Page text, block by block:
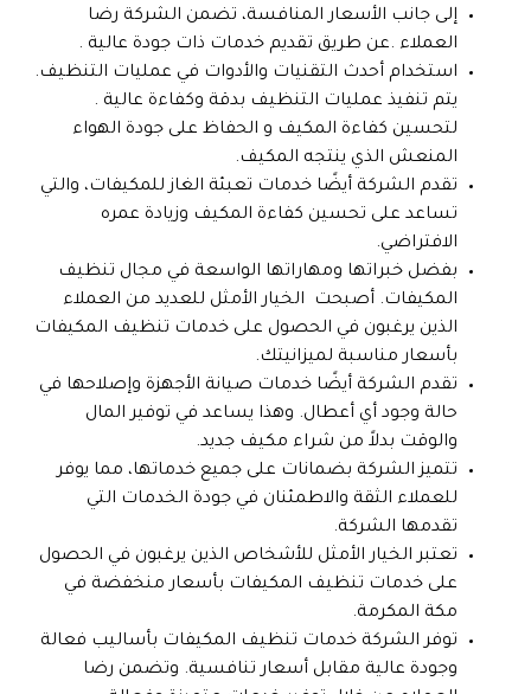
إلى جانب الأسعار المنافسة، تضمن الشركة رضا
العملاء .عن طريق تقديم خدمات ذات جودة عالية .
استخدام أحدث التقنيات والأدوات في عمليات التنظيف.
يتم تنفيذ عمليات التنظيف بدقة وكفاءة عالية .
لتحسين كفاءة المكيف و الحفاظ على جودة الهواء
المنعش الذي ينتجه المكيف.
تقدم الشركة أيضًا خدمات تعبئة الغاز للمكيفات، والتي
تساعد على تحسين كفاءة المكيف وزيادة عمره
الافتراضي.
بفضل خبراتها ومهاراتها الواسعة في مجال تنظيف
المكيفات. أصبحت الخيار الأمثل للعديد من العملاء
الذين يرغبون في الحصول على خدمات تنظيف المكيفات
بأسعار مناسبة لميزانيتك.
تقدم الشركة أيضًا خدمات صيانة الأجهزة وإصلاحها في
حالة وجود أي أعطال. وهذا يساعد في توفير المال
والوقت بدلاً من شراء مكيف جديد.
تتميز الشركة بضمانات على جميع خدماتها، مما يوفر
للعملاء الثقة والاطمئنان في جودة الخدمات التي
تقدمها الشركة.
تعتبر الخيار الأمثل للأشخاص الذين يرغبون في الحصول
على خدمات تنظيف المكيفات بأسعار منخفضة في
مكة المكرمة.
توفر الشركة خدمات تنظيف المكيفات بأساليب فعالة
وجودة عالية مقابل أسعار تنافسية. وتضمن رضا